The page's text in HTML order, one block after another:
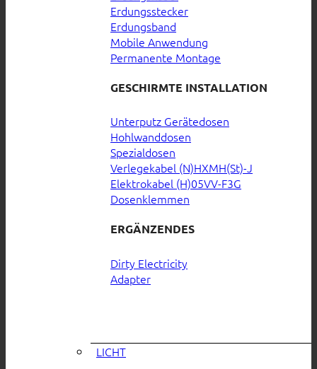
Erdungsstecker
Erdungsband
Mobile Anwendung
Permanente Montage
GESCHIRMTE INSTALLATION
Unterputz Gerätedosen
Hohlwanddosen
Spezialdosen
Verlegekabel (N)HXMH(St)-J
Elektrokabel (H)05VV-F3G
Dosenklemmen
ERGÄNZENDES
Dirty Electricity
Adapter
LICHT